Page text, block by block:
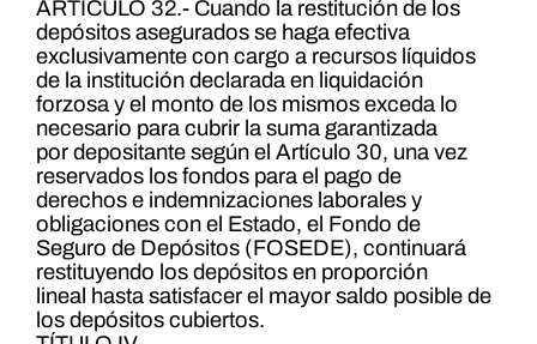
ARTICULO 32.- Cuando la restitución de los
depósitos asegurados se haga efectiva
exclusivamente con cargo a recursos líquidos
de la institución declarada en liquidación
forzosa y el monto de los mismos exceda lo
necesario para cubrir la suma garantizada
por depositante según el Artículo 30, una vez
reservados los fondos para el pago de
derechos e indemnizaciones laborales y
obligaciones con el Estado, el Fondo de
Seguro de Depósitos (FOSEDE), continuará
restituyendo los depósitos en proporción
lineal hasta satisfacer el mayor saldo posible de
los depósitos cubiertos.